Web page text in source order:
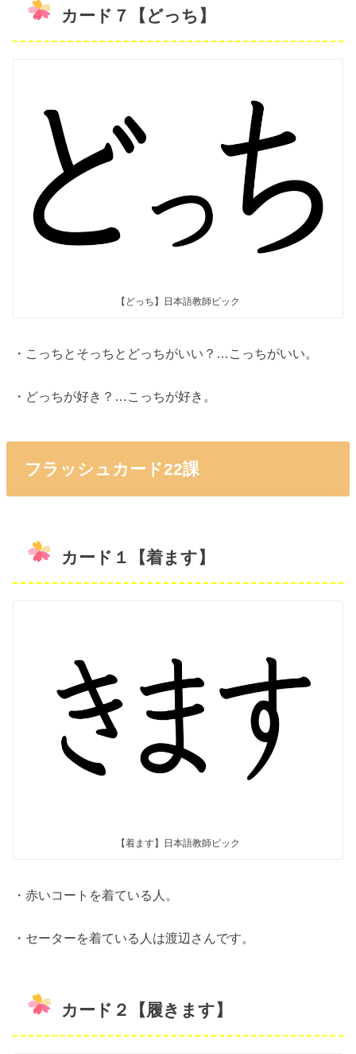
カード７【どっち】
【どっち】日本語教師ピック
・こっちとそっちとどっちがいい？…こっちがいい。
・どっちが好き？…こっちが好き。
フラッシュカード22課
カード１【着ます】
【着ます】日本語教師ピック
・赤いコートを着ている人。
・セーターを着ている人は渡辺さんです。
カード２【履きます】